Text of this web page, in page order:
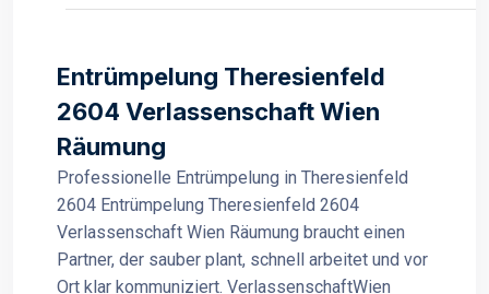
Entrümpelung Theresienfeld
2604 Verlassenschaft Wien
Räumung
Professionelle Entrümpelung in Theresienfeld
2604 Entrümpelung Theresienfeld 2604
Verlassenschaft Wien Räumung braucht einen
Partner, der sauber plant, schnell arbeitet und vor
Ort klar kommuniziert. VerlassenschaftWien